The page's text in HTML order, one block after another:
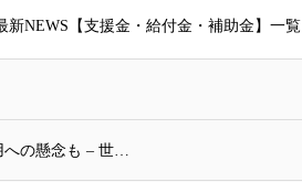
への懸念も – 世…
新NEWS【支援金・給付金・補助金】一覧